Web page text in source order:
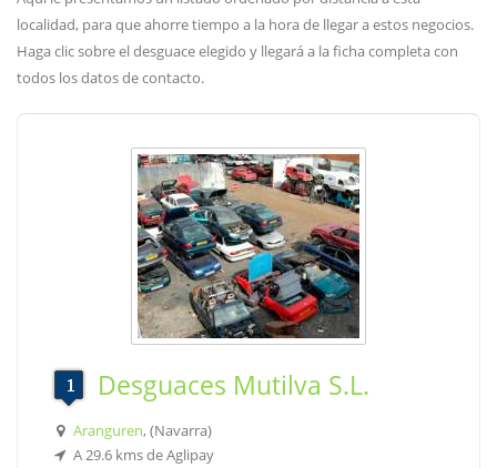
localidad, para que ahorre tiempo a la hora de llegar a estos negocios.
Haga clic sobre el desguace elegido y llegará a la ficha completa con
todos los datos de contacto.
Desguaces Mutilva S.L.
Aranguren, (Navarra)
A 29.6 kms de Aglipay